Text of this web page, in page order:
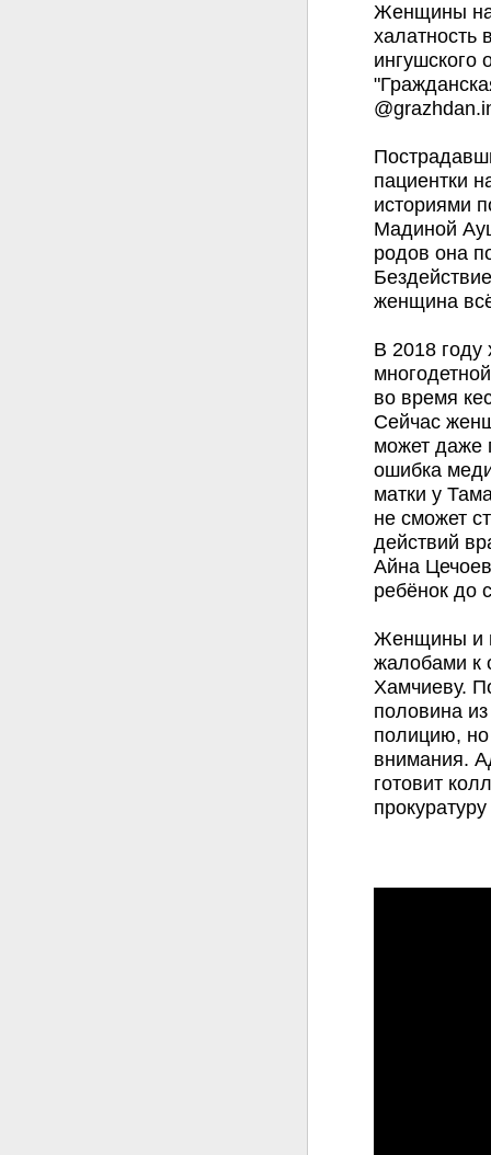
Женщины
халатность
ингушского
пациентки
историями
Мадиной
родов она
женщина
В 2018 году
во время
Сейчас
может даже
ошибка
матки у
не сможет
действий
Айна
ребёнок до
Женщины и
жалобами к
Хамчиеву.
половина
полицию,
внимания.
готовит